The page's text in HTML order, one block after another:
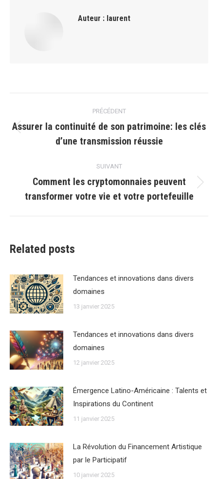
Auteur : laurent
article
PRÉCÉDENT
Article
précédent
Assurer la continuité de son patrimoine: les clés
d’une transmission réussie
SUIVANT
suivant
:
Comment les cryptomonnaies peuvent
transformer votre vie et votre portefeuille
Related posts
Tendances et innovations dans divers
domaines
13 janvier 2025
Tendances et innovations dans divers
domaines
12 janvier 2025
Émergence Latino-Américaine : Talents et
Inspirations du Continent
11 janvier 2025
La Révolution du Financement Artistique
par le Participatif
10 janvier 2025